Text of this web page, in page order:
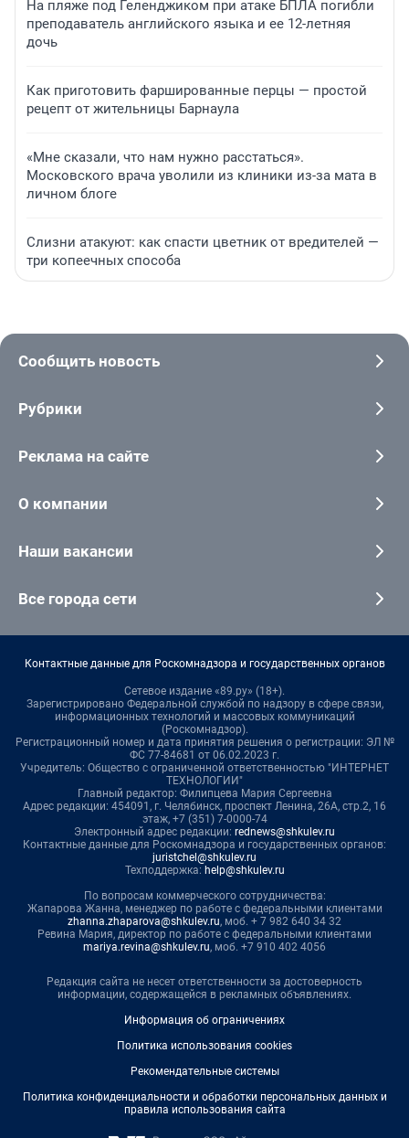
На пляже под Геленджиком при атаке БПЛА погибли
преподаватель английского языка и ее 12-летняя
дочь
Как приготовить фаршированные перцы — простой
рецепт от жительницы Барнаула
«Мне сказали, что нам нужно расстаться».
Московского врача уволили из клиники из-за мата в
личном блоге
Слизни атакуют: как спасти цветник от вредителей —
три копеечных способа
Сообщить новость
Рубрики
Реклама на сайте
О компании
Наши вакансии
Все города сети
Контактные данные для Роскомнадзора и государственных органов
Сетевое издание «89.ру» (18+).
Зарегистрировано Федеральной службой по надзору в сфере связи,
информационных технологий и массовых коммуникаций
(Роскомнадзор).
Регистрационный номер и дата принятия решения о регистрации: ЭЛ №
ФС 77-84681 от 06.02.2023 г.
Учредитель: Общество с ограниченной ответственностью "ИНТЕРНЕТ
ТЕХНОЛОГИИ"
Главный редактор: Филипцева Мария Сергеевна
Адрес редакции: 454091, г. Челябинск, проспект Ленина, 26А, стр.2, 16
этаж, +7 (351) 7-0000-74
Электронный адрес редакции: rednews@shkulev.ru
Контактные данные для Роскомнадзора и государственных органов:
juristchel@shkulev.ru
Техподдержка: help@shkulev.ru
По вопросам коммерческого сотрудничества:
Жапарова Жанна, менеджер по работе с федеральными клиентами
zhanna.zhaparova@shkulev.ru, моб. + 7 982 640 34 32
Ревина Мария, директор по работе с федеральными клиентами
mariya.revina@shkulev.ru, моб. +7 910 402 4056
Редакция сайта не несет ответственности за достоверность
информации, содержащейся в рекламных объявлениях.
Информация об ограничениях
Политика использования cookies
Рекомендательные системы
Политика конфиденциальности и обработки персональных данных и
правила использования сайта